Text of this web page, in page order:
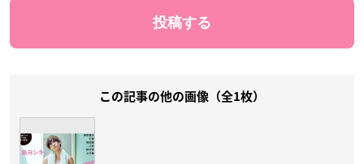
この記事の他の画像（全1枚）